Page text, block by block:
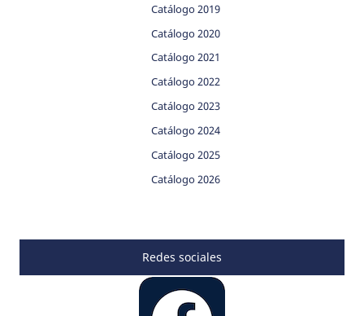
Catálogo 2019
Catálogo 2020
Catálogo 2021
Catálogo 2022
Catálogo 2023
Catálogo 2024
Catálogo 2025
Catálogo 2026
Redes sociales